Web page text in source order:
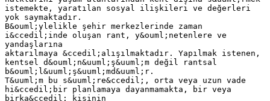
istemekte, yaratılan sosyal ilişkileri ve değerleri
yok saymaktadır.
B&ouml;ylelikle şehir merkezlerinde zaman
i&ccedil;inde oluşan rant, y&ouml;netenlere ve
yandaşlarına
aktarılmaya &ccedil;alışılmaktadır. Yapılmak istenen,
kentsel d&ouml;n&uuml;ş&uuml;m değil rantsal
b&ouml;l&uuml;ş&uuml;md&uuml;r.
T&uuml;m bu s&uuml;re&ccedil;, orta veya uzun vade
hi&ccedil;bir planlamaya dayanmamakta, bir veya
birka&ccedil; kişinin